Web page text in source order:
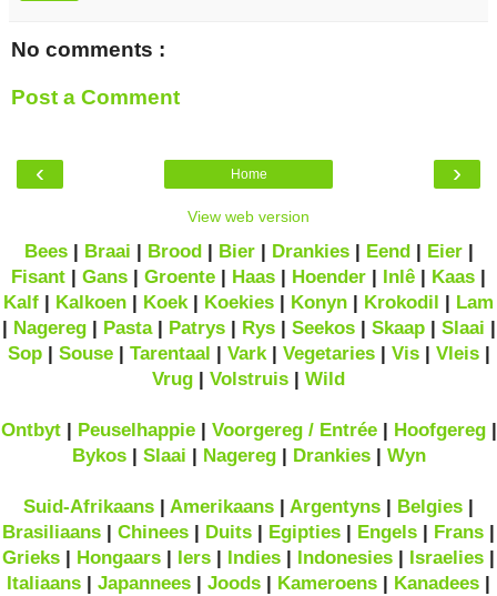
No comments :
Post a Comment
‹ ›
Home
View web version
Bees| Braai | Brood| Bier| Drankies| Eend| Eier|
Fisant | Gans | Groente | Haas | Hoender | Inlê | Kaas |
Kalf | Kalkoen | Koek | Koekies | Konyn | Krokodil | Lam
| Nagereg| Pasta| Patrys| Rys| Seekos| Skaap| Slaai |
Sop| Souse| Tarentaal | Vark| Vegetaries| Vis| Vleis|
Vrug | Volstruis | Wild
Ontbyt| Peuselhappie| Voorgereg / Entrée| Hoofgereg|
Bykos| Slaai | Nagereg| Drankies| Wyn
Suid-Afrikaans | Amerikaans | Argentyns | Belgies |
Brasiliaans | Chinees | Duits | Egipties | Engels | Frans |
Grieks | Hongaars | Iers | Indies | Indonesies | Israelies |
Italiaans | Japannees | Joods | Kameroens | Kanadees |